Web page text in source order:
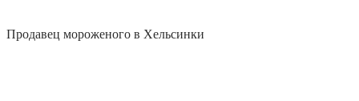
Продавец мороженого в Хельсинки